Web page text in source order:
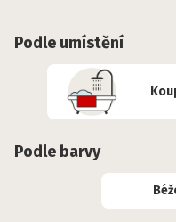
Podle umístění
Podle barvy